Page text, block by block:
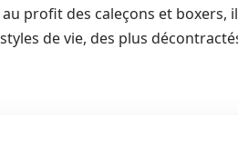
profit des caleçons et boxers,
de vie, des plus